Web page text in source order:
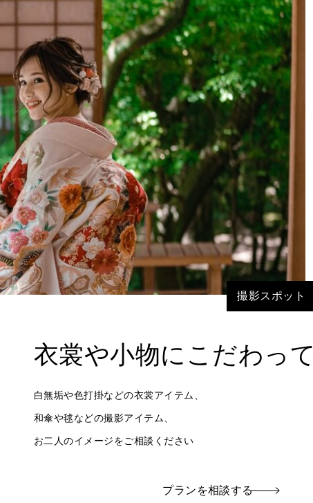
撮影スポット
衣裳や小物にこだわって
白無垢や色打掛などの衣裳アイテム、
和傘や毬などの撮影アイテム、
お二人のイメージをご相談ください
プランを相談する